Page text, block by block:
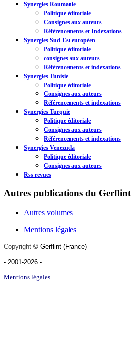
Synergies Roumanie
Politique éditoriale
Consignes aux auteurs
Référencements et Indexations
Synergies Sud-Est européen
Politique éditoriale
consignes aux auteurs
Référencements et indexations
Synergies Tunisie
Politique éditoriale
Consignes aux auteurs
Référencements et indexations
Synergies Turquie
Politique éditoriale
Consignes aux auteurs
Référencements et indexations
Synergies Venezuela
Politique éditoriale
Consignes aux auteurs
Rss revues
Autres publications du Gerflint
Autres volumes
Mentions légales
Copyright © Gerflint (France)
- 2001-2026 -
Mentions légales